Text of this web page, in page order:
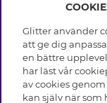
Glitter använder
att ge dig
en bättre
har läst vår
av cookies
kan själv när som